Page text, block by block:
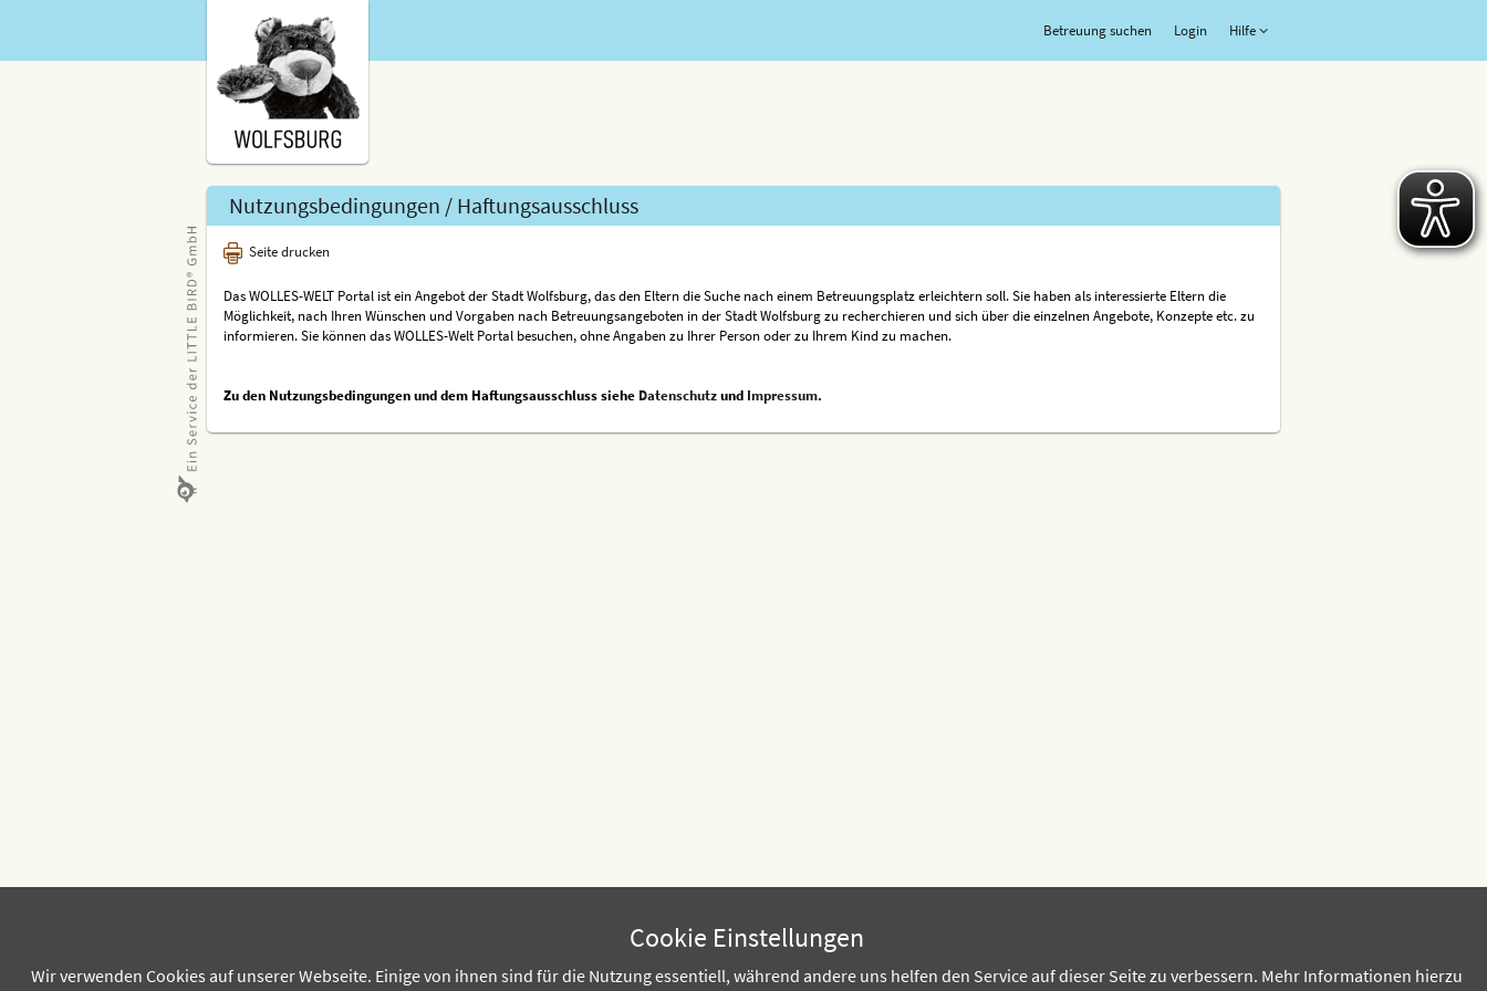
Betreuung suchen Login Hilfe
Nutzungsbedingungen / Haftungsausschluss
Seite drucken
Das WOLLES-WELT Portal ist ein Angebot der Stadt Wolfsburg, das den Eltern die Suche nach einem Betreuungsplatz erleichtern soll. Sie haben als interessierte Eltern die
Möglichkeit, nach Ihren Wünschen und Vorgaben nach Betreuungsangeboten in der Stadt Wolfsburg zu recherchieren und sich über die einzelnen Angebote, Konzepte etc. zu
informieren. Sie können das WOLLES-Welt Portal besuchen, ohne Angaben zu Ihrer Person oder zu Ihrem Kind zu machen.
Zu den Nutzungsbedingungen und dem Haftungsausschluss siehe Datenschutzund Impressum.
Cookie Einstellungen
Wir verwenden Cookies auf unserer Webseite. Einige von ihnen sind für die Nutzung essentiell, während andere uns helfen den Service auf dieser Seite zu verbessern. Mehr Informationen hierzu